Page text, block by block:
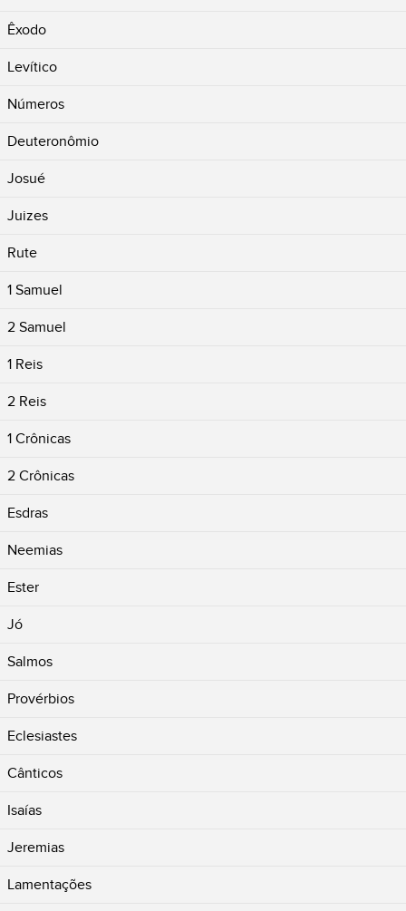
Êxodo
Levítico
Números
Deuteronômio
Josué
Juizes
Rute
1 Samuel
2 Samuel
1 Reis
2 Reis
1 Crônicas
2 Crônicas
Esdras
Neemias
Ester
Jó
Salmos
Provérbios
Eclesiastes
Cânticos
Isaías
Jeremias
Lamentações